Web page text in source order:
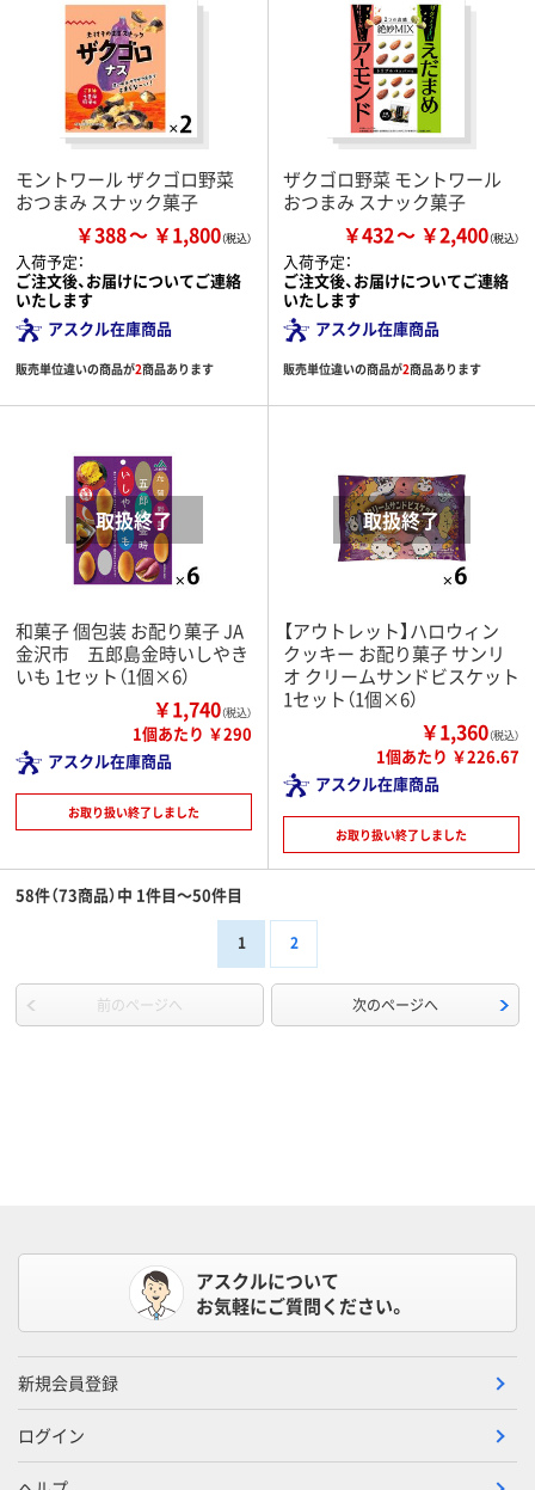
モントワール ザクゴロ野菜
おつまみ スナック菓子
￥388 ￥1,800
入荷予定：
ご注文後、お届けについてご連絡
いたします
アスクル在庫商品
販売単位違いの商品が2商品あります
ザクゴロ野菜 モントワール
おつまみ スナック菓子
￥432 ￥2,400
入荷予定：
ご注文後、お届けについてご連絡
いたします
アスクル在庫商品
販売単位違いの商品が2商品あります
和菓子 個包装 お配り菓子 JA
金沢市 五郎島金時いしやき
いも 1セット（1個×6）
￥1,740（税込）
1個あたり ￥290
アスクル在庫商品
お取り扱い終了しました
【アウトレット】ハロウィン
クッキー お配り菓子 サンリ
オ クリームサンドビスケット
1セット（1個×6）
￥1,360（税込）
1個あたり ￥226.67
アスクル在庫商品
お取り扱い終了しました
58件（73商品）中 1件目～50件目
1 2
前のページへ 次のページへ
アスクルについて
お気軽にご質問ください。
新規会員登録
ログイン